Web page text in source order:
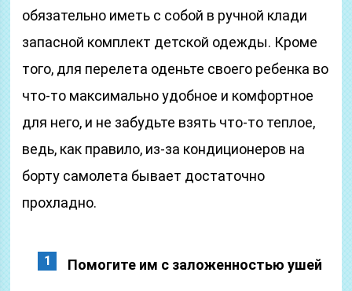
обязательно иметь с собой в ручной клади
запасной комплект детской одежды. Кроме
того, для перелета оденьте своего ребенка во
что-то максимально удобное и комфортное
для него, и не забудьте взять что-то теплое,
ведь, как правило, из-за кондиционеров на
борту самолета бывает достаточно
прохладно.
Помогите им с заложенностью ушей